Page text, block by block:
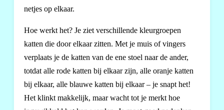
netjes op elkaar.
Hoe werkt het? Je ziet verschillende kleurgroepen
katten die door elkaar zitten. Met je muis of vingers
verplaats je de katten van de ene stoel naar de ander,
totdat alle rode katten bij elkaar zijn, alle oranje katten
bij elkaar, alle blauwe katten bij elkaar – je snapt het!
Het klinkt makkelijk, maar wacht tot je merkt hoe